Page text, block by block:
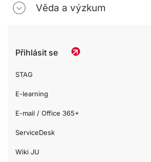
Věda a výzkum
Přihlásit se
STAG
E-learning
E-mail / Office 365+
ServiceDesk
Wiki JU